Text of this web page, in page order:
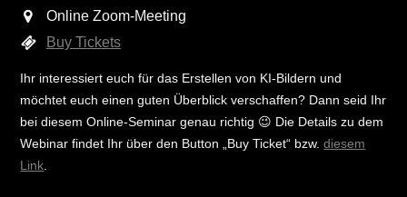
Online Zoom-Meeting
Buy Tickets
Ihr interessiert euch für das Erstellen von KI-Bildern und
möchtet euch einen guten Überblick verschaffen? Dann seid Ihr
bei diesem Online-Seminar genau richtig 😉 Die Details zu dem
Webinar findet Ihr über den Button „Buy Ticket“ bzw.diesem
Link.